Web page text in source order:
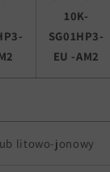
10K-
SG01HP3-
EU -AM2
litowo-jonowy